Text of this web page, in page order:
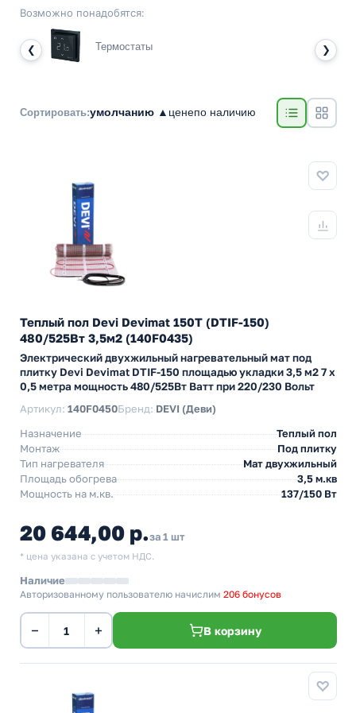
Возможно понадобятся:
❮ Термостаты ❯
Сортировать:умолчанию ▲ ценепо наличию
Теплый пол Devi Devimat 150T (DTIF-150)
480/525Вт 3,5м2 (140F0435)
Электрический двухжильный нагревательный мат под
плитку Devi Devimat DTIF-150 площадью укладки 3,5 м2 7 х
0,5 метра мощность 480/525Вт Ватт при 220/230 Вольт
Артикул: 140F0450Бренд: DEVI (Деви)
Назначение
Теплый пол
Монтаж
Под плитку
Тип нагревателя
Мат двухжильный
Площадь обогрева
3,5 м.кв
Мощность на м.кв.
137/150 Вт
20 644,00 р.за 1 шт
* цена указана с учетом НДС.
Наличие
Авторизованному пользователю начислим 206 бонусов
− + В корзину